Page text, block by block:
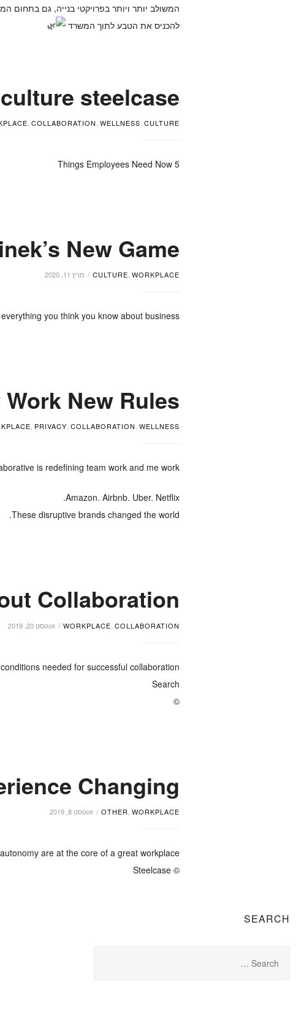
המשולב יותר ויותר בפרויקטי בנייה, גם בתחום
להכניס את הטבע לתוך המשרד
steelcase
COLLABORATION WELLNESS CULTURE
5 Things Employees Need Now
New Game
CULTURE, WORKPLACE מרץ 11, 2020
you think you know about business.
Work New Rules
, PRIVACY, COLLABORATION, WELLNESS
is redefining team work and me work.
Amazon. Airbnb. Uber. Netflix.
These disruptive brands changed the world.
Collaboration
WORKPLACE COLLABORATION אוגוסט 20, 2019
needed for successful collaboration.
Search
©
Changing?
OTHER WORKPLACE אוגוסט 8, 2019
are at the core of a great workplace.
© Steelcase
SEARCH